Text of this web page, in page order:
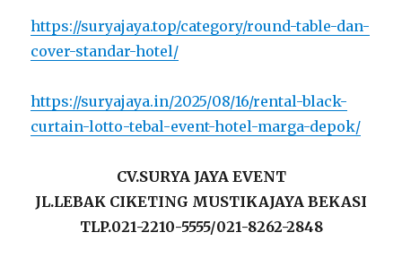
https://suryajaya.top/category/round-table-dan-
cover-standar-hotel/
https://suryajaya.in/2025/08/16/rental-black-
curtain-lotto-tebal-event-hotel-marga-depok/
CV.SURYA JAYA EVENT
JL.LEBAK CIKETING MUSTIKAJAYA BEKASI
TLP.021-2210-5555/021-8262-2848